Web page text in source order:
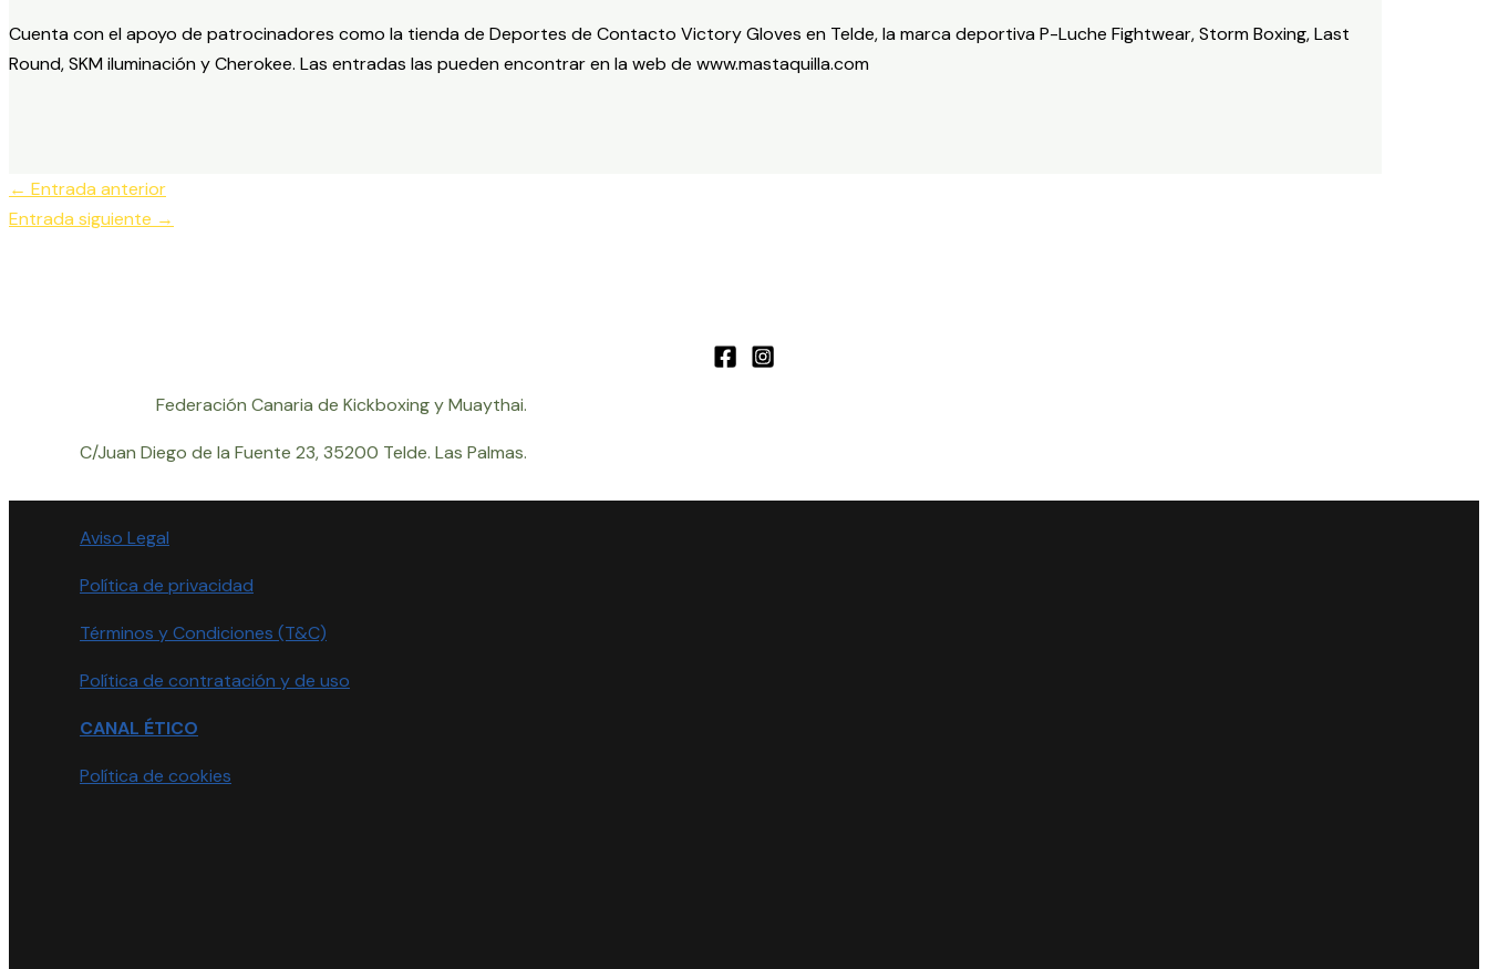
Cuenta con el apoyo de patrocinadores como la tienda de Deportes de Contacto Victory Gloves en Telde, la marca deportiva P-Luche Fightwear, Storm Boxing, Last
Round, SKM iluminación y Cherokee. Las entradas las pueden encontrar en la web de www.mastaquilla.com
← Entrada anterior
Entrada siguiente →
Federación Canaria de Kickboxing y Muaythai.
C/Juan Diego de la Fuente 23, 35200 Telde. Las Palmas.
Aviso Legal
Política de privacidad
Términos y Condiciones (T&C)
Política de contratación y de uso
CANAL ÉTICO
Política de cookies